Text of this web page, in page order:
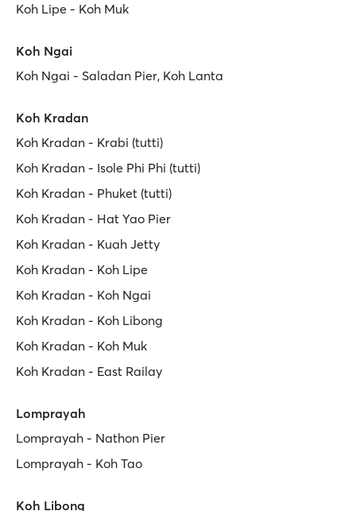
Koh Lipe - Koh Muk
Koh Ngai
Koh Ngai - Saladan Pier, Koh Lanta
Koh Kradan
Koh Kradan - Krabi (tutti)
Koh Kradan - Isole Phi Phi (tutti)
Koh Kradan - Phuket (tutti)
Koh Kradan - Hat Yao Pier
Koh Kradan - Kuah Jetty
Koh Kradan - Koh Lipe
Koh Kradan - Koh Ngai
Koh Kradan - Koh Libong
Koh Kradan - Koh Muk
Koh Kradan - East Railay
Lomprayah
Lomprayah - Nathon Pier
Lomprayah - Koh Tao
Koh Libong